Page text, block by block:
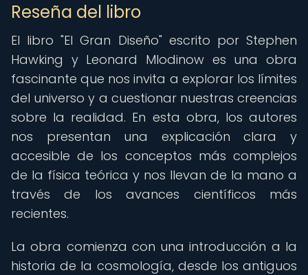
Reseña del libro
El libro "El Gran Diseño" escrito por Stephen
Hawking y Leonard Mlodinow es una obra
fascinante que nos invita a explorar los límites
del universo y a cuestionar nuestras creencias
sobre la realidad. En esta obra, los autores
nos presentan una explicación clara y
accesible de los conceptos más complejos
de la física teórica y nos llevan de la mano a
través de los avances científicos más
recientes.
La obra comienza con una introducción a la
historia de la cosmología, desde los antiguos